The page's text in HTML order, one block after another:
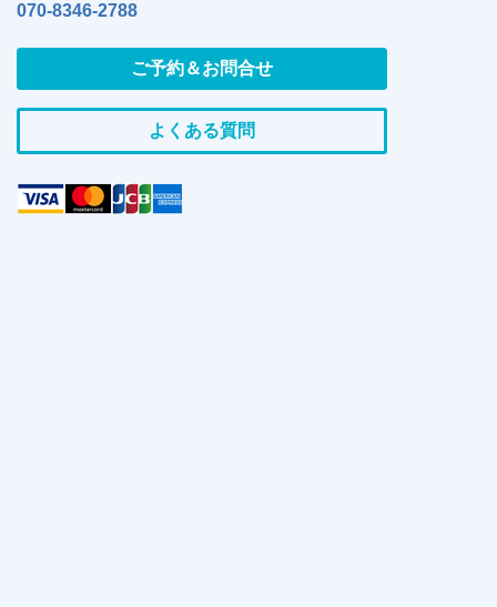
070-8346-2788
ご予約＆お問合せ
よくある質問